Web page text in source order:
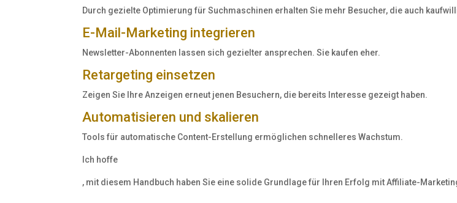
individuals
24
children
the
health
a
prescription
ensure
the
Durch gezielte Optimierung für Suchmaschinen erhalten Sie mehr Besucher, die auch
E-Mail-Marketing integrieren
Newsletter-Abonnenten lassen sich gezielter ansprechen. Sie kaufen eher.
Retargeting einsetzen
Zeigen Sie Ihre Anzeigen erneut jenen Besuchern, die bereits Interesse gezeigt haben.
Automatisieren und skalieren
Tools für automatische Content-Erstellung ermöglichen schnelleres Wachstum.
Ich hoffe
The
, mit diesem Handbuch haben Sie eine solide Grundlage für Ihren Erfolg mit Affiliate-